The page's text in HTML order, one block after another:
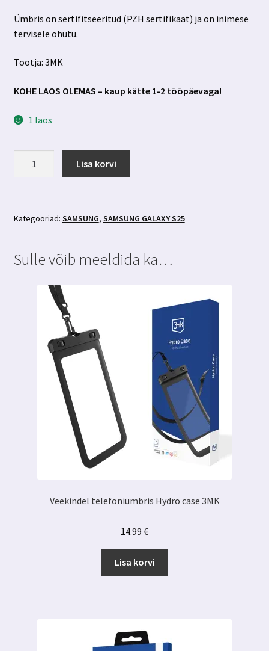
Ümbris on sertifitseeritud (PZH sertifikaat) ja on inimese
tervisele ohutu.
Tootja: 3MK
KOHE LAOS OLEMAS – kaup kätte 1-2 tööpäevaga!
1 laos
ümbris
Lisa korvi
Kategooriad: SAMSUNG, SAMSUNG GALAXY S25
Sulle võib meeldida ka…
Veekindel telefoniümbris Hydro case 3MK
14.99 €
Lisa korvi